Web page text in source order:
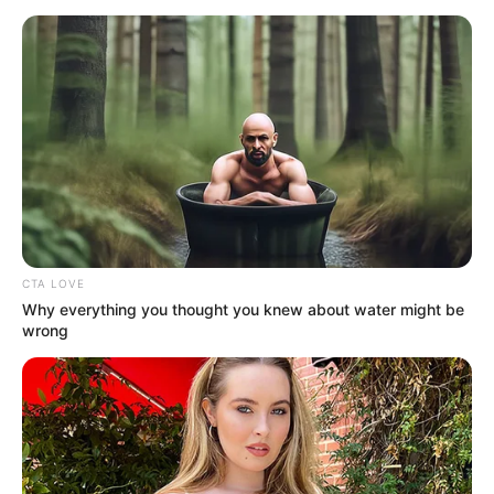
Korábban egy másik miniszterelnök-helyettes,
Tomas Taraba azt mondta a BBC-nek, hogy Fico úr
műtétje “jól sikerült”, és “azt hiszem, a végén túl
fogja élni”.
Matus Sutaj Estoka belügyminiszter politikai
indíttatású merényletnek minősítette.
CSALÁD NYILATKOZATA:
A szlovák miniszterelnök, Robert Fico elleni
merénylet után a családja nyilatkozott a médiának.
Fico felesége és gyermekei mély megdöbbenéssel
CTA LOVE
Why everything you thought you knew about water might be
wrong